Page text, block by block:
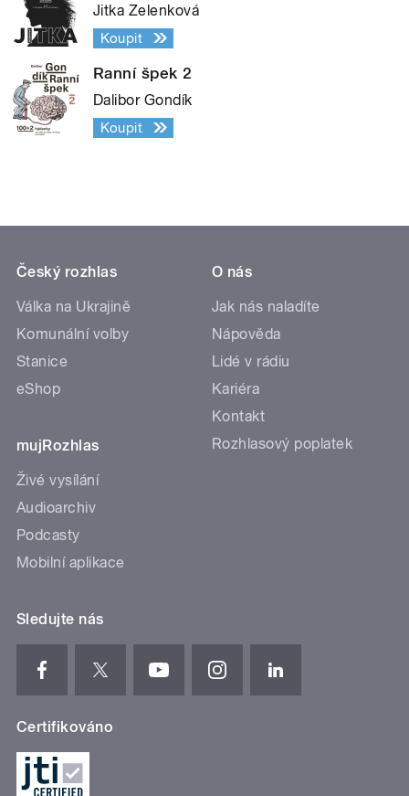
Jitka Zelenková
Koupit
Ranní špek 2
Dalibor Gondík
Koupit
Český rozhlas
Válka na Ukrajině
Komunální volby
Stanice
eShop
mujRozhlas
Živé vysílání
Audioarchiv
Podcasty
Mobilní aplikace
O nás
Jak nás naladíte
Nápověda
Lidé v rádiu
Kariéra
Kontakt
Rozhlasový poplatek
Sledujte nás
Certifikováno